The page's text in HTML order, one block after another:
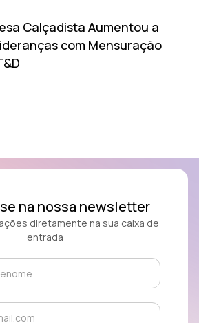
Calçadista Aumentou a
com Mensuração
na nossa newsletter
diretamente na sua caixa de
entrada